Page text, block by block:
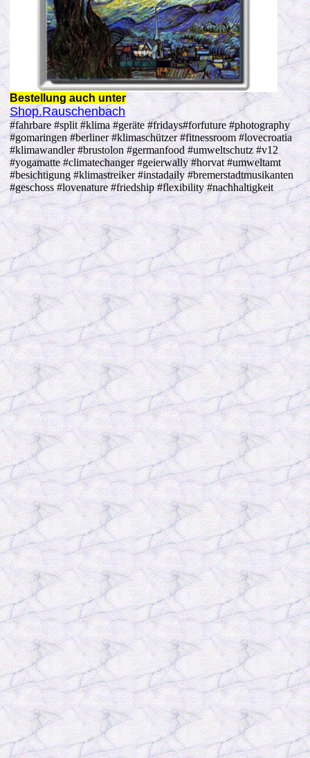
Bestellung auch unter
Shop.Rauschenbach
#fahrbare #split #klima #geräte #fridays#forfuture #photography
#gomaringen #berliner #klimaschützer #fitnessroom #lovecroatia
#klimawandler #brustolon #germanfood #umweltschutz #v12
#yogamatte #climatechanger #geierwally #horvat #umweltamt
#besichtigung #klimastreiker #instadaily #bremerstadtmusikanten
#geschoss #lovenature #friedship #flexibility #nachhaltigkeit